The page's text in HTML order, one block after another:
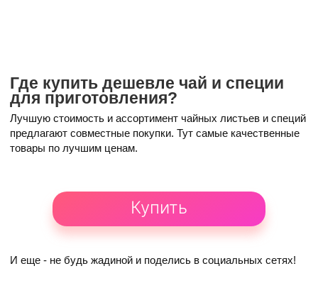
Где купить дешевле чай и специи
для приготовления?
Лучшую стоимость и ассортимент чайных листьев и специй
предлагают совместные покупки. Тут самые качественные
товары по лучшим ценам.
Купить
И еще - не будь жадиной и поделись в социальных сетях!